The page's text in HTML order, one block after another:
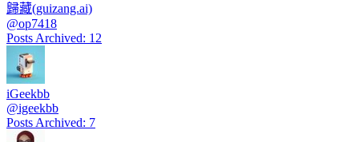
歸藏(guizang.ai)
@op7418
Posts Archived: 12
iGeekbb
@igeekbb
Posts Archived: 7